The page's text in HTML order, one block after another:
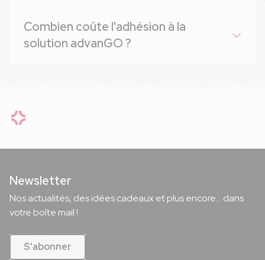
Combien coûte l'adhésion à la
solution advanGO ?
Newsletter
Nos actualités, des idées cadeaux et plus encore... dans
votre boîte mail !
S'abonner